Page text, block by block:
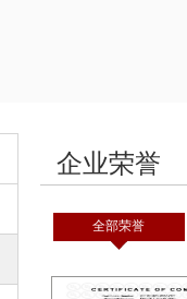
企业荣誉
全部荣誉